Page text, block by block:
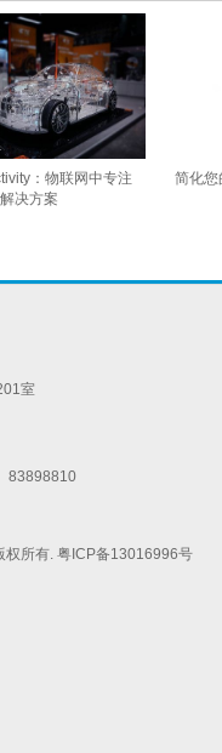
：物联网中专注
决方案
简化您
室
83898810
权所有. 粤ICP备13016996号